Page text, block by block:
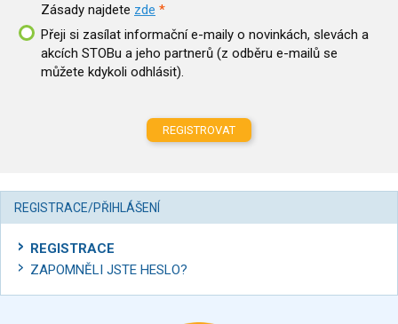
Zásady najdete zde
Přeji si zasílat informační e-maily o novinkách, slevách a
akcích STOBu a jeho partnerů (z odběru e-mailů se
můžete kdykoli odhlásit).
REGISTROVAT
REGISTRACE/PŘIHLÁŠENÍ
REGISTRACE
ZAPOMNĚLI JSTE HESLO?